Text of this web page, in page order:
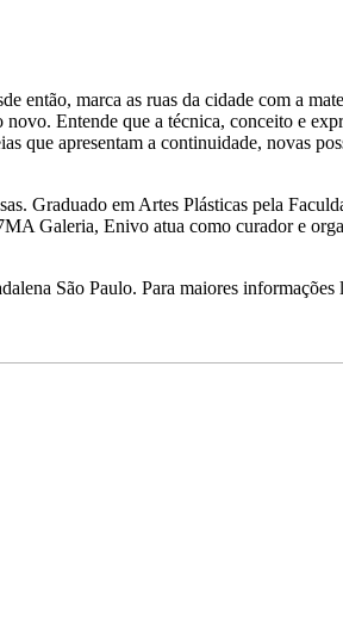
então, marca as ruas da cidade com a
Entende que a técnica, conceito e
que apresentam a continuidade, novas
Graduado em Artes Plásticas pela
Galeria, Enivo atua como curador e
São Paulo. Para maiores informações